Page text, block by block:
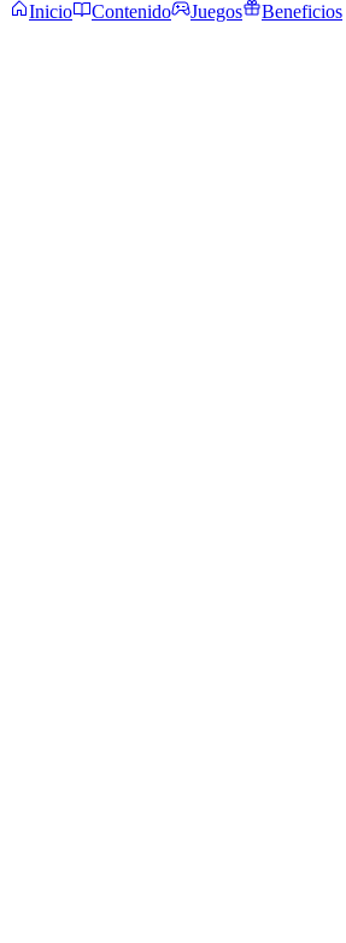
Inicio Contenido Juegos Beneficios